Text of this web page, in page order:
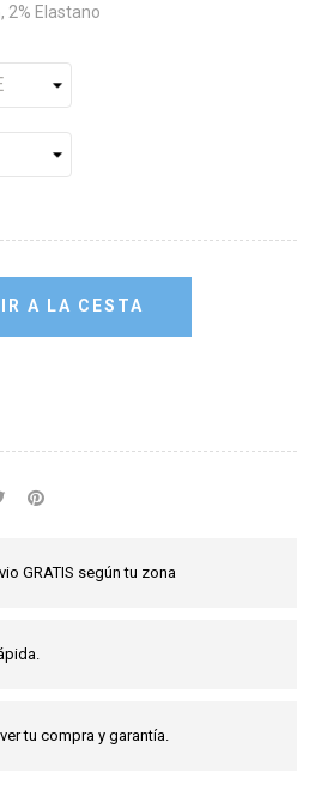
2% Elastano
A LA CESTA
GRATIS según tu zona
tu compra y garantía.